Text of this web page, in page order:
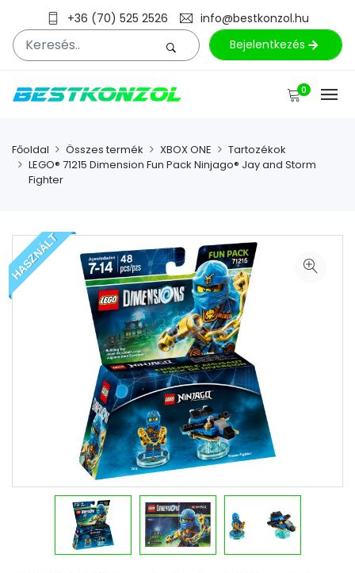
+36 (70) 525 2526
info@bestkonzol.hu
Bejelentkezés
0
Főoldal Összes termék XBOX ONE
Tartozékok
LEGO® 71215 Dimension Fun Pack Ninjago® Jay and Storm
Fighter
HASZNÁLT